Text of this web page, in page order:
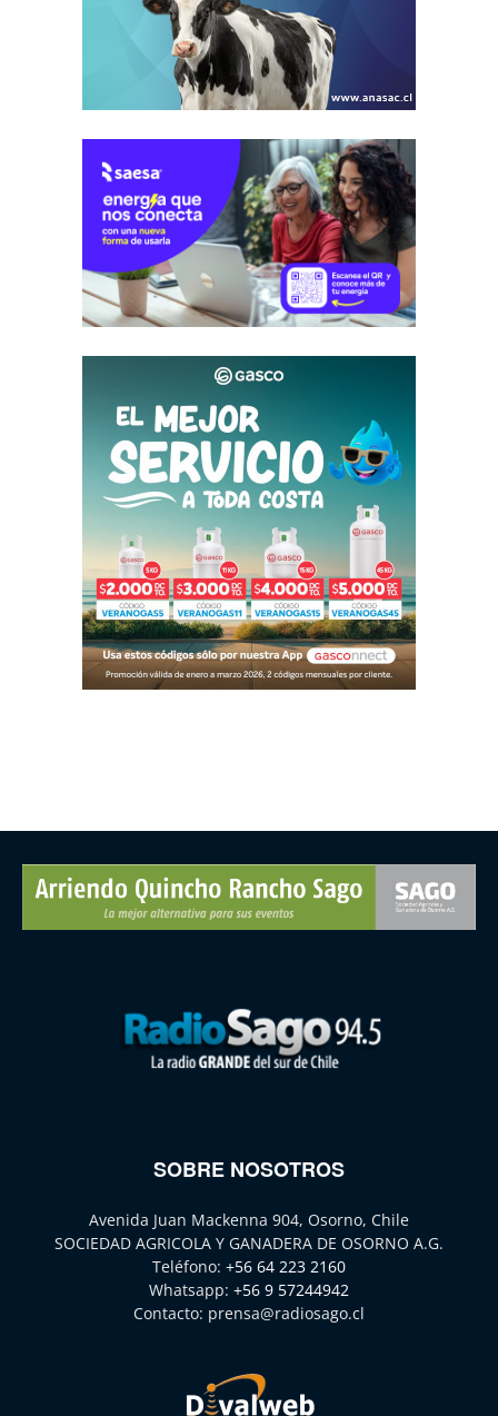
SOBRE NOSOTROS
Avenida Juan Mackenna 904, Osorno, Chile
SOCIEDAD AGRICOLA Y GANADERA DE OSORNO A.G.
Teléfono: +56 64 223 2160
Whatsapp: +56 9 57244942
Contacto: prensa@radiosago.cl